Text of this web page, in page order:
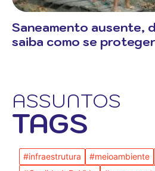
Saneamento ausente,
saiba como se proteger
ASSUNTOS
TAGS
#infraestrutura #meioambiente